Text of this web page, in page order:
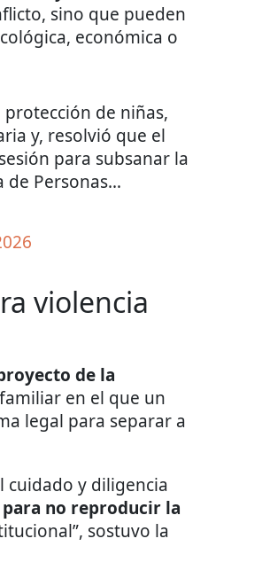
sino que pueden
económica o
de niñas,
y, resolvió que el
para subsanar la
de Personas…
violencia
de la
en el que un
legal para separar a
cuidado y diligencia
para no reproducir la
sostuvo la